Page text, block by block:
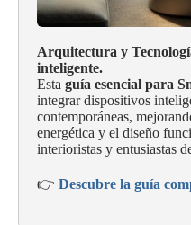
Arquitectura y
inteligente.
Esta guía esencial para
integrar dispositivos
contemporáneas,
energética y el diseño
interioristas y entusiastas
👉 Descubre la guía